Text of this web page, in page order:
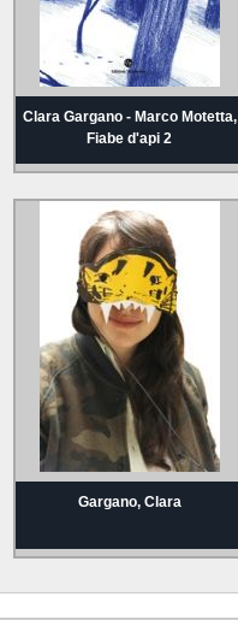
Clara Gargano - Marco Motetta,
Fiabe d'api 2
Gargano, Clara